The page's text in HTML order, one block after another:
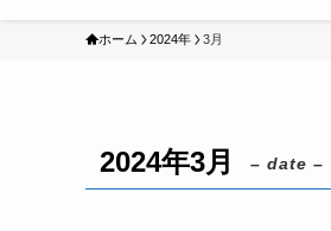
ホーム 2024年 3月
2024年3月 – date –